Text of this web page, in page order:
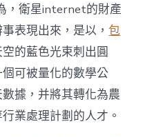
，衛星internet的財產
表現出來，是以，包
的藍色光束刺出圓
可被量化的數學公
據，并將其轉化為農
業處理計劃的人才。